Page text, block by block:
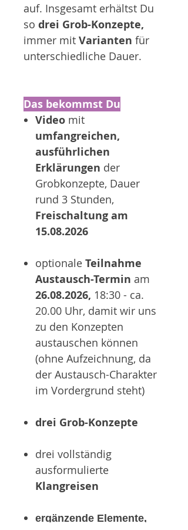
auf. Insgesamt erhältst Du
so drei Grob-Konzepte,
immer mit Varianten für
unterschiedliche Dauer.
Das bekommst Du
Video mit
umfangreichen,
ausführlichen
Erklärungen der
Grobkonzepte, Dauer
rund 3 Stunden,
Freischaltung am
15.08.2026
optionale Teilnahme
Austausch-Termin am
26.08.2026, 18:30 - ca.
20.00 Uhr, damit wir uns
zu den Konzepten
austauschen können
(ohne Aufzeichnung, da
der Austausch-Charakter
im Vordergrund steht)
drei Grob-Konzepte
drei vollständig
ausformulierte
Klangreisen
ergänzende Elemente,